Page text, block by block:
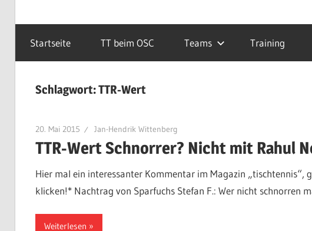
Startseite TT beim OSC Teams Training
Schlagwort:TTR-Wert
20. Mai 2015 Jan-Hendrik Wittenberg
TTR-Wert Schnorrer? Nicht mit Rahul
Hier mal ein interessanter Kommentar im Magazin „tischtennis“,
klicken!* Nachtrag von Sparfuchs Stefan F.: Wer nicht schnorren
Weiterlesen